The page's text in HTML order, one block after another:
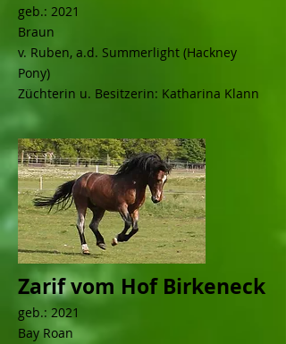
geb.: 2021
Braun
v. Ruben, a.d. Summerlight (Hackney
Pony)
Züchterin u. Besitzerin: Katharina Klann
Zarif vom Hof Birkeneck
geb.: 2021
Bay Roan